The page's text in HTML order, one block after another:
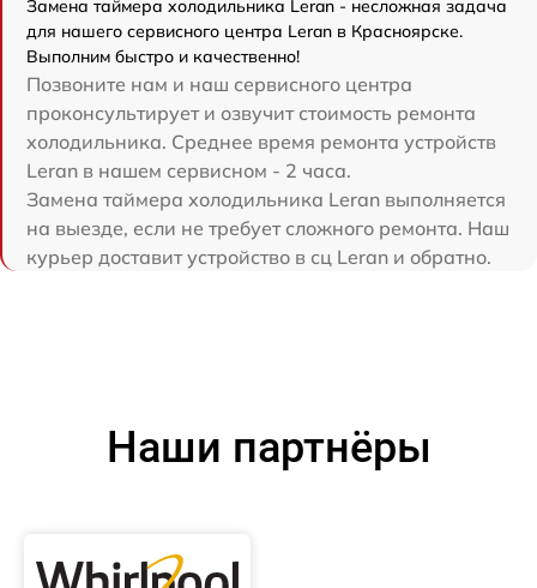
Замена таймера холодильника Leran - несложная задача
для нашего сервисного центра Leran в Красноярске.
Выполним быстро и качественно!
Позвоните нам и наш сервисного центра
проконсультирует и озвучит стоимость ремонта
холодильника. Среднее время ремонта устройств
Leran в нашем сервисном - 2 часа.
Замена таймера холодильника Leran выполняется
на выезде, если не требует сложного ремонта. Наш
курьер доставит устройство в сц Leran и обратно.
Наши партнёры